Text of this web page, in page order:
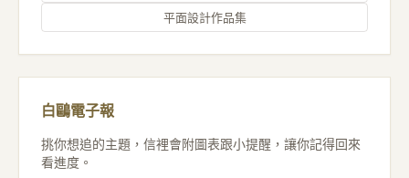
平面設計作品集
白鷗電子報
挑你想追的主題，信裡會附圖表跟小提醒，讓你記得回來
看進度。